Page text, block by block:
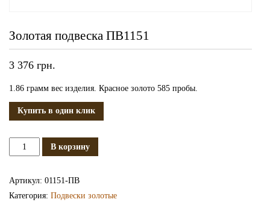
Золотая подвеска ПВ1151
3 376 грн.
1.86 грамм вес изделия. Красное золото 585 пробы.
Купить в один клик
КоличествоВ корзину
Артикул: 01151-ПВ
Категория: Подвески золотые